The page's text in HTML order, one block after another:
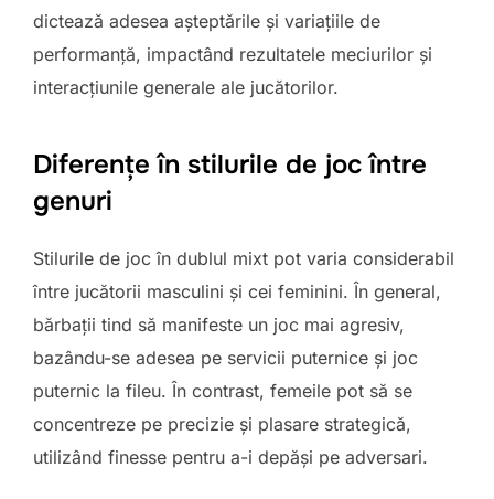
dictează adesea așteptările și variațiile de
performanță, impactând rezultatele meciurilor și
interacțiunile generale ale jucătorilor.
Diferențe în stilurile de joc între
genuri
Stilurile de joc în dublul mixt pot varia considerabil
între jucătorii masculini și cei feminini. În general,
bărbații tind să manifeste un joc mai agresiv,
bazându-se adesea pe servicii puternice și joc
puternic la fileu. În contrast, femeile pot să se
concentreze pe precizie și plasare strategică,
utilizând finesse pentru a-i depăși pe adversari.